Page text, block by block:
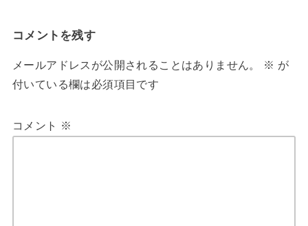
コメントを残す
メールアドレスが公開されることはありません。 ※ が
付いている欄は必須項目です
コメント ※